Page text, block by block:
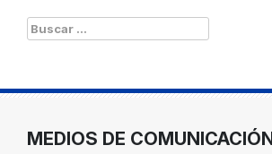
Buscar:
MEDIOS DE COMUNICACIÓN